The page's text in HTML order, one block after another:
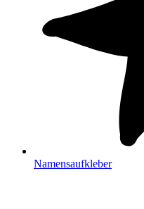
Namensaufkleber